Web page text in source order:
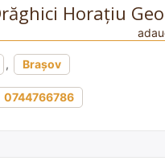
Horațiu
, Brașov
0744766786